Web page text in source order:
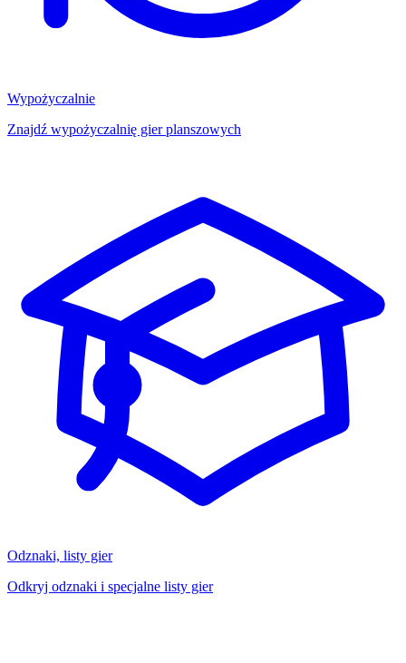
Wypożyczalnie
Znajdź wypożyczalnię gier planszowych
Odznaki, listy gier
Odkryj odznaki i specjalne listy gier